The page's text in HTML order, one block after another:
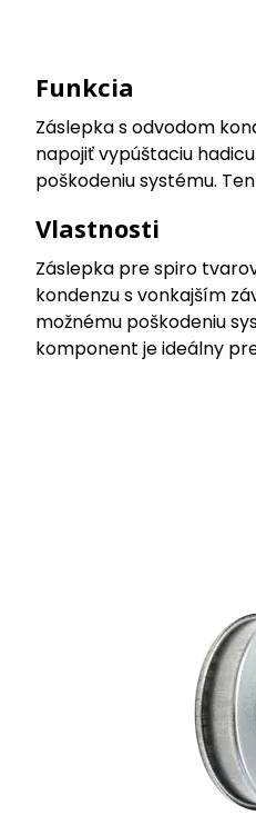
Funkcia
Záslepka s odvodom
napojiť vypúštaciu
poškodeniu systému.
Vlastnosti
Záslepka pre spiro
kondenzu s vonkajším
možnému poškodeniu
komponent je ideálny